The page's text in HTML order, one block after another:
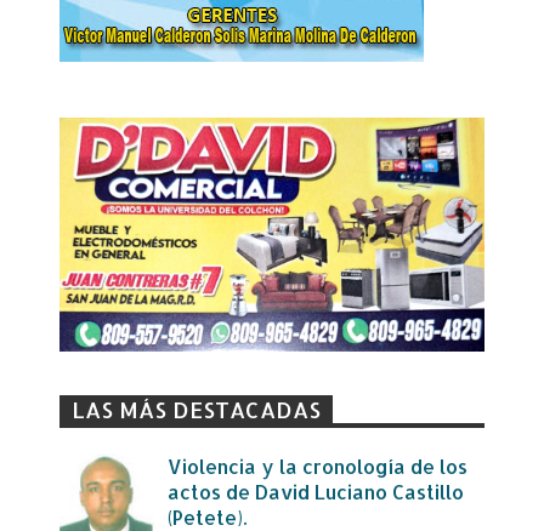
LAS MÁS DESTACADAS
Violencia y la cronología de los
actos de David Luciano Castillo
(Petete).